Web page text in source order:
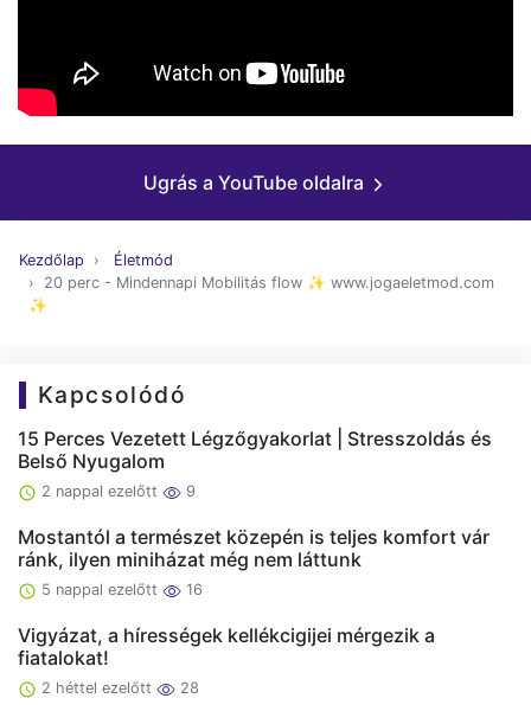
Ugrás a YouTube oldalra
Kezdőlap
Életmód
20 perc - Mindennapi Mobilitás flow ✨ www.jogaeletmod.com
✨
Kapcsolódó
15 Perces Vezetett Légzőgyakorlat | Stresszoldás és
Belső Nyugalom
2 nappal ezelőtt 9
Mostantól a természet közepén is teljes komfort vár
ránk, ilyen miniházat még nem láttunk
5 nappal ezelőtt 16
Vigyázat, a hírességek kellékcigijei mérgezik a
fiatalokat!
2 héttel ezelőtt 28